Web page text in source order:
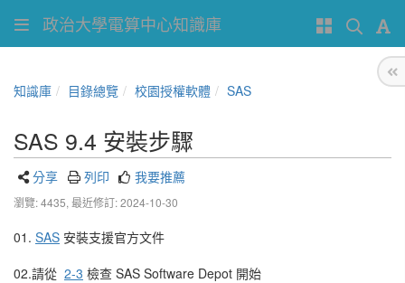
政治大學電算中心知識庫
知識庫 目錄總覽 校園授權軟體 SAS
SAS 9.4 安裝步驟
分享 列印 我要推薦
瀏覽: 4435, 最近修訂: 2024-10-30
01. SAS 安裝支援官方文件
02.請從 2-3 檢查 SAS Software Depot 開始